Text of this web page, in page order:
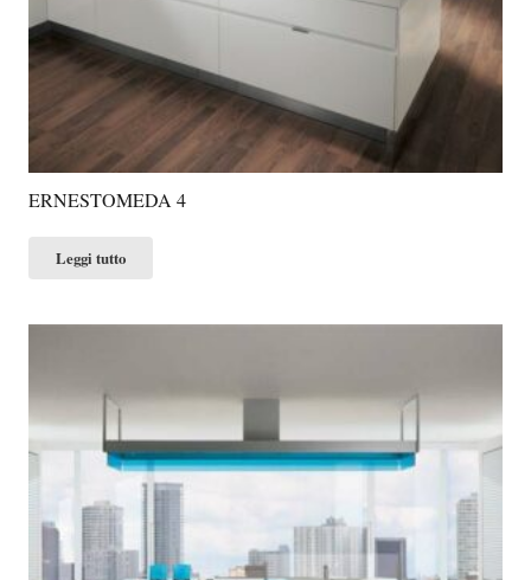
ERNESTOMEDA 4
Leggi tutto